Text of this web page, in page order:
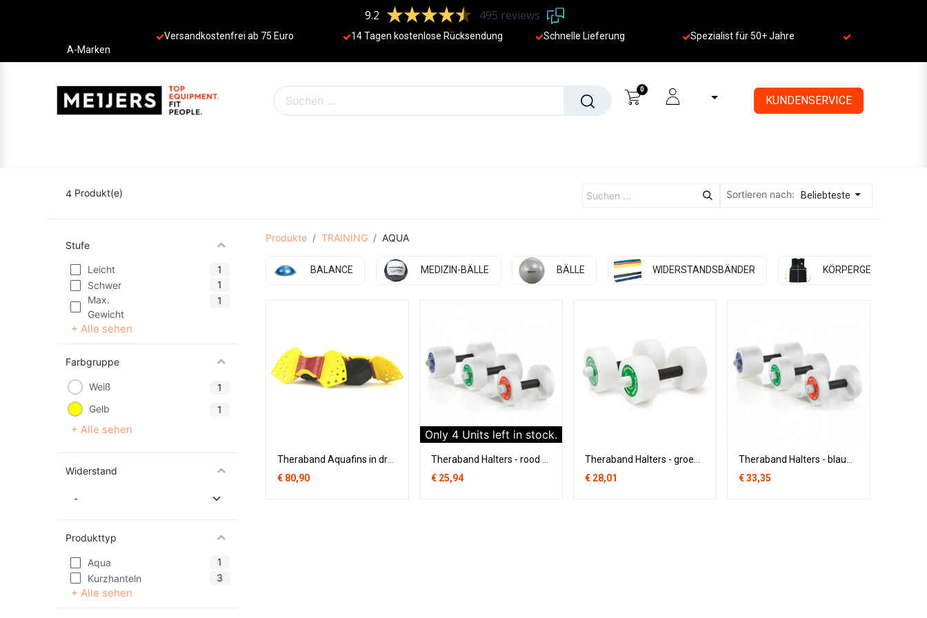
9.2 495 reviews
Versandkostenfrei ab 75 Euro 14 Tagen kostenlose Rücksendung Schnelle Lieferung Spezialist für 50+ Jahre
A-Marken
0
KUNDENSERVICE
4 Produkt(e) Sortieren nach: Beliebteste
Stufe
Leicht
1
Schwer
1
Max.
Gewicht
1
+ Alle sehen
Farbgruppe
Weiß
1
Gelb
1
+ Alle sehen
Widerstand
Produkttyp
Aqua
1
Kurzhanteln
3
+ Alle sehen
Produkte TRAINING AQUA
BALANCE MEDIZIN-BÄLLE BÄLLE WIDERSTANDSBÄNDER KÖRPERGEWICHTE
Theraband Aquafins in draagnet (per paar)
€ 80,90
Only 4 Units left in stock.
Theraband Halters - rood / licht (per paar)
€ 25,94
Theraband Halters - groen / medium (per paar)
€ 28,01
Theraband Halters - blauw / zwaar (per paar)
€33,35